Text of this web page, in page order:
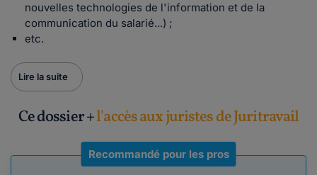
nouvelles technologies de l'information et de la
communication du salarié...) ;
etc.
Lire la suite
Ce dossier +l'accès aux juristes de Juritravail
Recommandé pour les pros